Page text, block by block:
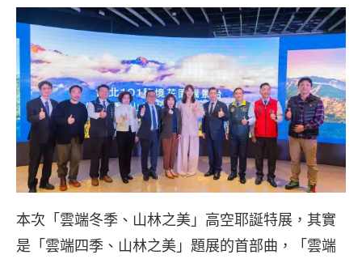
本次「雲端冬季、山林之美」高空耶誕特展，其實
是「雲端四季、山林之美」題展的首部曲，「雲端